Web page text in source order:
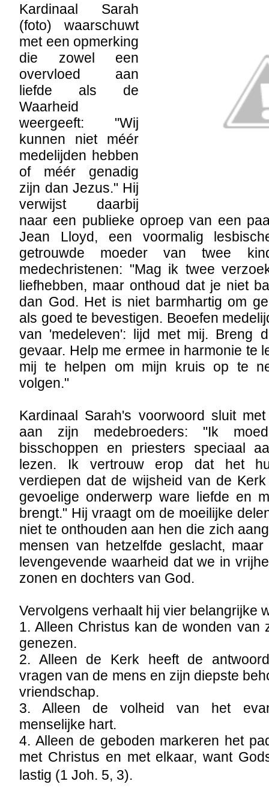
Kardinaal Sarah
(foto) waarschuwt
met een opmerking
die zowel een
overvloed aan
liefde als de
Waarheid
weergeeft: "Wij
kunnen niet méér
medelijden hebben
of méér genadig
zijn dan Jezus." Hij
verwijst daarbij
naar een publieke oproep van een
Jean Lloyd, een voormalig
getrouwde moeder van twee
medechristenen: "Mag ik twee
liefhebben, maar onthoud dat je niet
dan God. Het is niet barmhartig om
als goed te bevestigen. Beoefen
van 'medeleven': lijd met mij. Breng
gevaar. Help me ermee in harmonie te
mij te helpen om mijn kruis op te
volgen."
Kardinaal Sarah's voorwoord sluit
aan zijn medebroeders: "Ik
bisschoppen en priesters speciaal
lezen. Ik vertrouw erop dat het
verdiepen dat de wijsheid van de
gevoelige onderwerp ware liefde en
brengt." Hij vraagt om de moeilijke
niet te onthouden aan hen die zich
mensen van hetzelfde geslacht,
levengevende waarheid dat we in
zonen en dochters van God.
Vervolgens verhaalt hij vier belangrijke
1. Alleen Christus kan de wonden van
genezen.
2. Alleen de Kerk heeft de
vragen van de mens en zijn diepste
vriendschap.
3. Alleen de volheid van het
menselijke hart.
4. Alleen de geboden markeren het
met Christus en met elkaar, want
lastig (1 Joh. 5, 3).